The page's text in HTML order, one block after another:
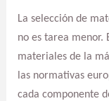
La selección de
no es tarea menor.
materiales de la
las normativas
cada componente